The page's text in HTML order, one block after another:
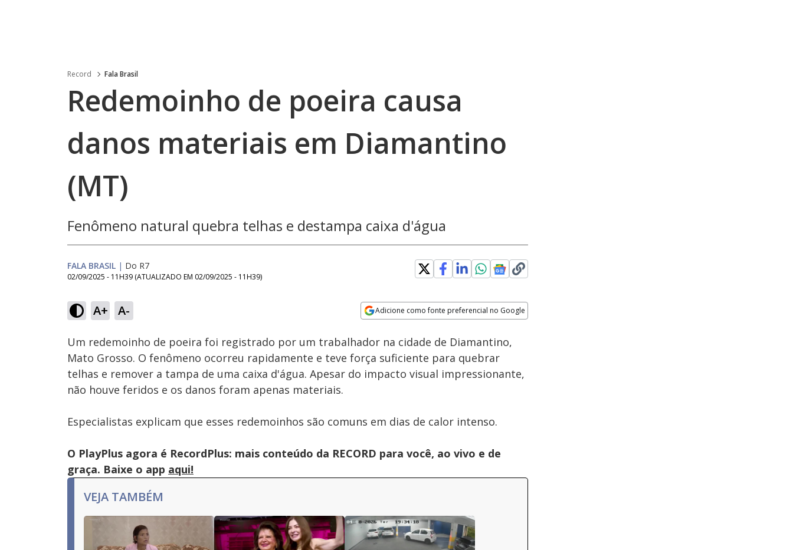
Record Fala Brasil
Redemoinho de poeira causa
danos materiais em Diamantino
(MT)
Fenômeno natural quebra telhas e destampa caixa d'água
FALA BRASIL | Do R7
02/09/2025 - 11H39 (ATUALIZADO EM 02/09/2025 - 11H39)
A+ A- Adicione como fonte preferencial no Google
Ativar
Som
Velocidade
Um redemoinho de poeira foi registrado por um trabalhador na cidade de Diamantino,
Mato Grosso. O fenômeno ocorreu rapidamente e teve força suficiente para quebrar
telhas e remover a tampa de uma caixa d'água. Apesar do impacto visual impressionante,
não houve feridos e os danos foram apenas materiais.
Especialistas explicam que esses redemoinhos são comuns em dias de calor intenso.
O PlayPlus agora é RecordPlus: mais conteúdo da RECORD para você, ao vivo e de
graça. Baixe o app aqui!
VEJA TAMBÉM